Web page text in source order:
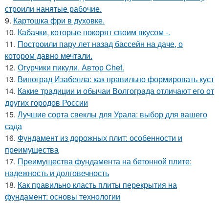
строили нанятые рабочие.
9. Картошка фри в духовке.
10. Кабачки, которые покорят своим вкусом -.
11. Построили пару лет назад бассейн на даче, о
котором давно мечтали.
12. Огурчики пикули. Автор Chef.
13. Виноград Изабелла: как правильно формировать куст
14. Какие традиции и обычаи Волгограда отличают его от
других городов России
15. Лучшие сорта свеклы для Урала: выбор для вашего
сада
16. Фундамент из дорожных плит: особенности и
преимущества
17. Преимущества фундамента на бетонной плите:
надежность и долговечность
18. Как правильно класть плиты перекрытия на
фундамент: основы технологии